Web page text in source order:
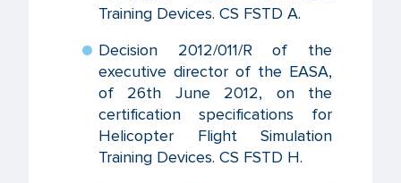
Training Devices. CS FSTD A.
Decision 2012/011/R of the
executive director of the EASA,
of 26th June 2012, on the
certification specifications for
Helicopter Flight Simulation
Training Devices. CS FSTD H.